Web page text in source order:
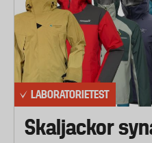
och vid en
De redovisade
betygsättningen, är
fem diskar per
Resultaten från de olika
LABORATORIETEST
Skaljackor